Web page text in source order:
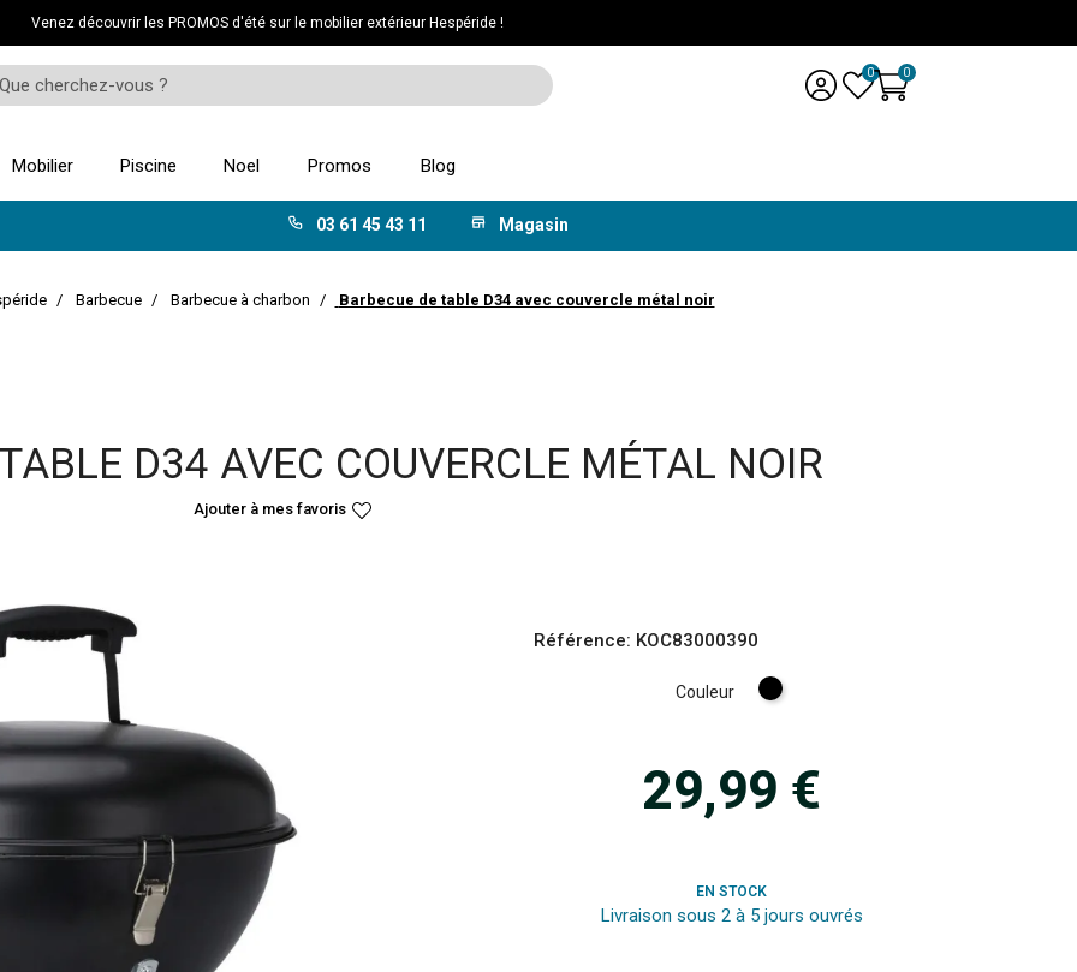
Venez découvrir les PROMOS d'été sur le mobilier extérieur Hespéride !
0 0
Mobilier Piscine Noel Promos Blog
03 61 45 43 11 Magasin
Barbecue Barbecue à charbon Barbecue de table D34 avec couvercle métal noir
D34 AVEC COUVERCLE MÉTAL NOIR
Référence: KOC83000390
Couleur
Noir
29,99 €
EN STOCK
Livraison sous 2 à 5 jours ouvrés